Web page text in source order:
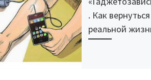
. Как
реальной